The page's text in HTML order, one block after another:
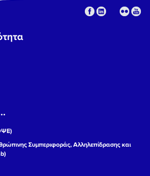
Συμπεριφοράς, Αλληλεπίδρασης και